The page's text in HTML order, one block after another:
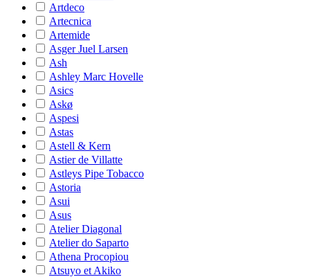
Artdeco
Artecnica
Artemide
Asger Juel Larsen
Ash
Ashley Marc Hovelle
Asics
Askø
Aspesi
Astas
Astell & Kern
Astier de Villatte
Astleys Pipe Tobacco
Astoria
Asui
Asus
Atelier Diagonal
Atelier do Saparto
Athena Procopiou
Atsuyo et Akiko